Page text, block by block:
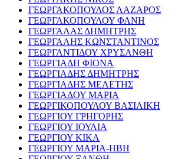
ΓΕΩΡΓΑΚΟΠΟΥΛΟΣ ΛΑΖΑΡΟΣ
ΓΕΩΡΓΑΚΟΠΟΥΛΟΥ ΦΑΝΗ
ΓΕΩΡΓΑΛΑΣ ΔΗΜΗΤΡΗΣ
ΓΕΩΡΓΑΛΗΣ ΚΩΝΣΤΑΝΤΙΝΟΣ
ΓΕΩΡΓΑΝΤΙΔΟΥ ΧΡΥΣΑΝΘΗ
ΓΕΩΡΓΙΑΔΗ ΦΙΟΝΑ
ΓΕΩΡΓΙΑΔΗΣ ΔΗΜΗΤΡΗΣ
ΓΕΩΡΓΙΑΔΗΣ ΜΕΛΕΤΗΣ
ΓΕΩΡΓΙΑΔΟΥ ΜΑΡΙΑ
ΓΕΩΡΓΙΚΟΠΟΥΛΟΥ ΒΑΣΙΛΙΚΗ
ΓΕΩΡΓΙΟΥ ΓΡΗΓΟΡΗΣ
ΓΕΩΡΓΙΟΥ ΙΟΥΛΙΑ
ΓΕΩΡΓΙΟΥ ΚΙΚΑ
ΓΕΩΡΓΙΟΥ ΜΑΡΙΑ-ΗΒΗ